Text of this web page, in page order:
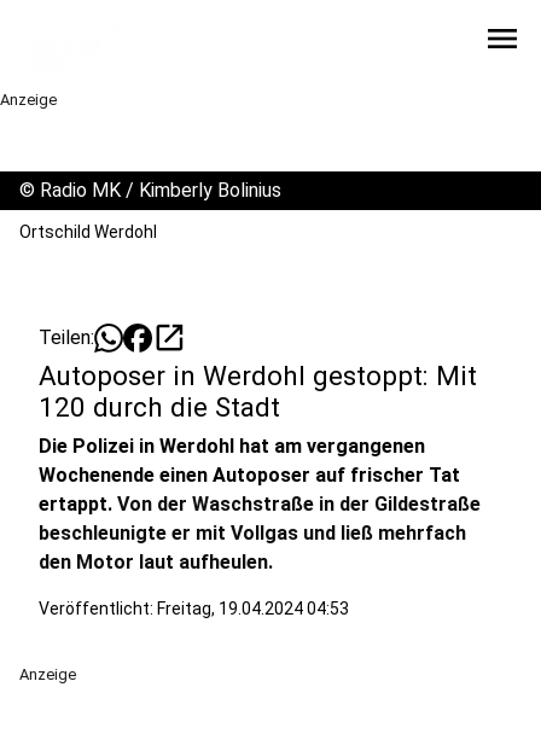
menu
Anzeige
© Radio MK / Kimberly Bolinius
Ortschild Werdohl
Teilen: open_in_new
Autoposer in Werdohl gestoppt: Mit
120 durch die Stadt
Die Polizei in Werdohl hat am vergangenen
Wochenende einen Autoposer auf frischer Tat
ertappt. Von der Waschstraße in der Gildestraße
beschleunigte er mit Vollgas und ließ mehrfach
den Motor laut aufheulen.
Veröffentlicht: Freitag, 19.04.2024 04:53
Anzeige